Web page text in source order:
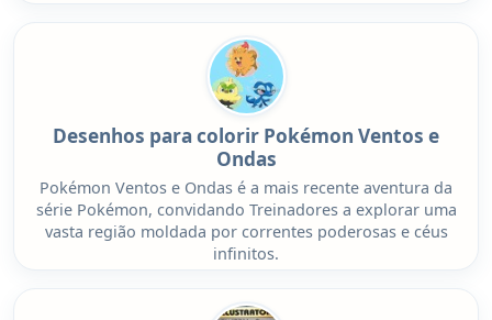
Desenhos para colorir Pokémon Ventos e
Ondas
Pokémon Ventos e Ondas é a mais recente aventura da
série Pokémon, convidando Treinadores a explorar uma
vasta região moldada por correntes poderosas e céus
infinitos.